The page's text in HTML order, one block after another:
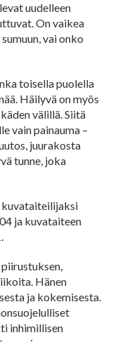
uudelleen
On vaikea
vai onko
toisella puolella
Häilyvä on myös
välillä. Siitä
vain painauma –
juurakosta
tunne, joka
kuvataiteilijaksi
ja kuvataiteen
Hänen
ja kokemisesta.
inhimillisen